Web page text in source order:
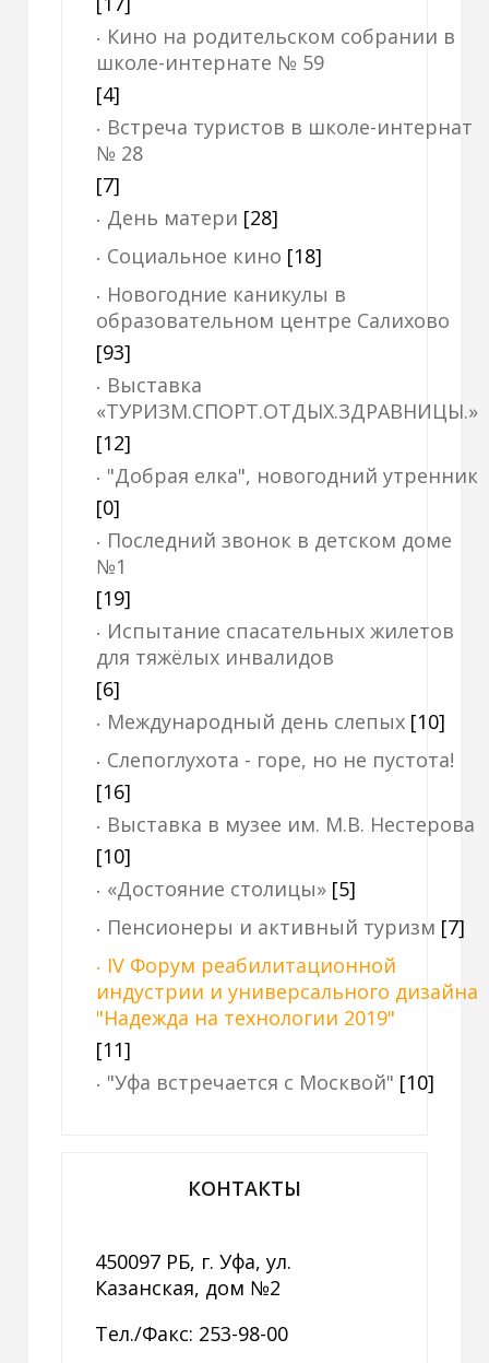
Кино на родительском собрании в
школе-интернате № 59
[4]
Встреча туристов в школе-интернат
№ 28
[7]
День матери [28]
Социальное кино [18]
Новогодние каникулы в
образовательном центре Салихово
[93]
Выставка
«ТУРИЗМ.СПОРТ.ОТДЫХ.ЗДРАВНИЦЫ.»
[12]
"Добрая елка", новогодний утренник
[0]
Последний звонок в детском доме
№1
[19]
Испытание спасательных жилетов
для тяжёлых инвалидов
[6]
Международный день слепых [10]
Слепоглухота - горе, но не пустота!
[16]
Выставка в музее им. М.В. Нестерова
[10]
«Достояние столицы» [5]
Пенсионеры и активный туризм [7]
IV Форум реабилитационной
индустрии и универсального дизайна
"Надежда на технологии 2019"
[11]
"Уфа встречается с Москвой" [10]
КОНТАКТЫ
450097 РБ, г. Уфа, ул.
Казанская, дом №2
Тел./Факс: 253-98-00